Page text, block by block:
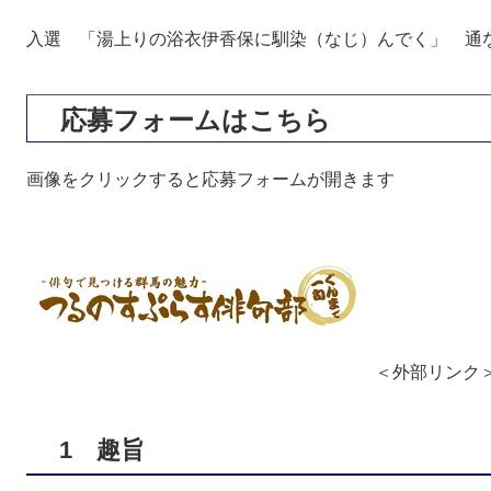
入選 「湯上りの浴衣伊香保に馴染（なじ）んでく」
応募フォームはこちら
画像をクリックすると応募フォームが開きます
＜外部リンク
1 趣旨